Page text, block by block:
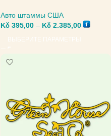
Авто штаммы США
Kč 395,00 – Kč 2.385,00
ВЫБЕРИТЕ ПАРАМЕТРЫ